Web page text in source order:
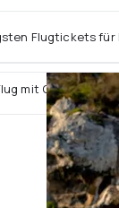
Flugtickets für
mit C.A.I.